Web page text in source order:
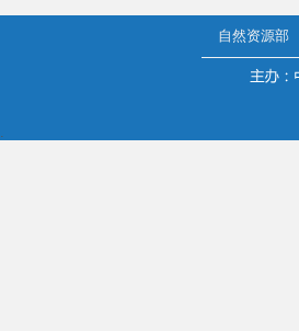
自然资源部
.